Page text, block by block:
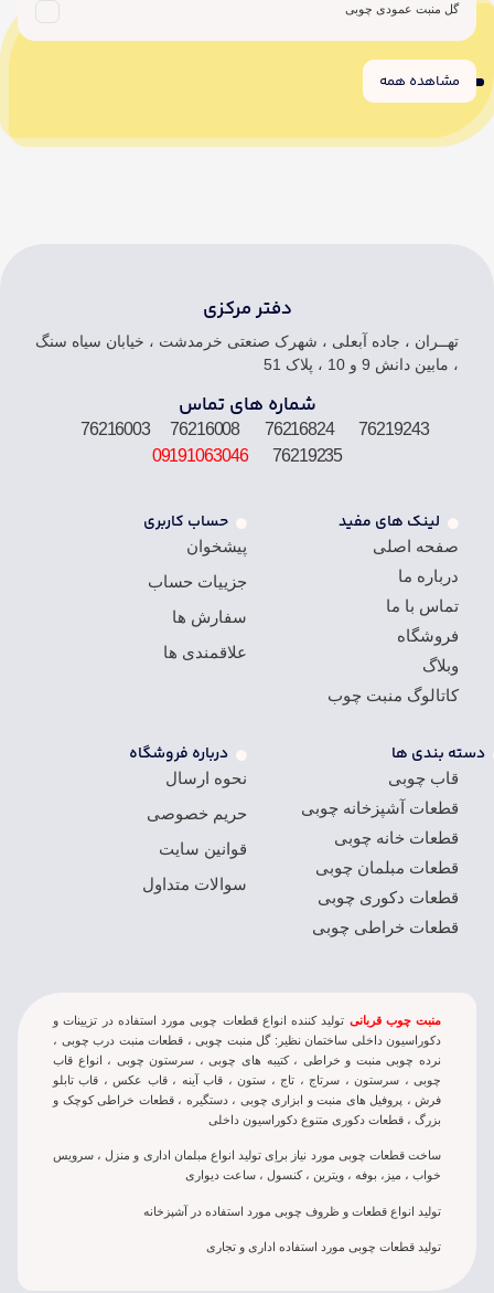
گل منبت عمودی چوبی
1
2
3
4 مشاهده همه
دفتر مرکزی
تهــران ، جاده آبعلی ، شهرک صنعتی خرمدشت ، خیابان سیاه سنگ
، مابین دانش 9 و 10 ، پلاک 51
شماره های تماس
76219235
09191063046
لینک های مفید
صفحه اصلی
درباره ما
تماس با ما
فروشگاه
وبلاگ
کاتالوگ منبت چوب
حساب کاربری
پیشخوان
جزییات حساب
سفارش ها
علاقمندی ها
دسته بندی ها
قاب چوبی
قطعات آشپزخانه چوبی
قطعات خانه چوبی
قطعات مبلمان چوبی
قطعات دکوری چوبی
قطعات خراطی چوبی
درباره فروشگاه
نحوه ارسال
حریم خصوصی
قوانین سایت
سوالات متداول
منبت چوب قربانی تولید کننده انواع قطعات چوبی مورد استفاده در تزيينات و
دکوراسيون داخلی ساختمان نظير: گل منبت چوبی ، قطعات منبت درب چوبی ،
نرده چوبی منبت و خراطی ، کتيبه های چوبی ، سرستون چوبی ، انواع قاب
چوبی ، سرستون ، سرتاج ، تاج ، ستون ، قاب آینه ، قاب عکس ، قاب تابلو
فرش ، پروفیل های منبت و ابزاری چوبی ، دستگیره ، قطعات خراطی کوچک و
بزرگ ، قطعات دکوری متنوع دکوراسیون داخلی
ساخت قطعات چوبی مورد نياز براِی توليد انواع مبلمان اداری و منزل ، سرويس
خواب ، ميز، بوفه ، ويترين ، کنسول ، ساعت دیواری
تولید انواع قطعات و ظروف چوبی مورد استفاده در آشپزخانه
تولید قطعات چوبی مورد استفاده اداری و تجاری